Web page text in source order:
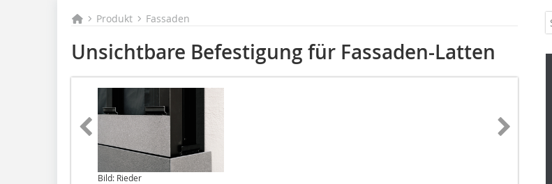
Produkt Fassaden
Unsichtbare Befestigung für Fassaden-Latten
Bild: Rieder